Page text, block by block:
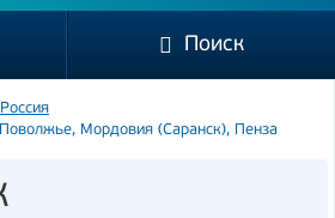
Поиск
Россия
Мордовия (Саранск), Пенза